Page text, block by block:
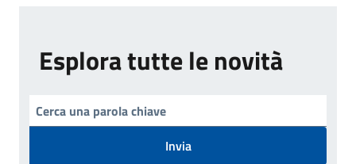
Esplora tutte le novità
Invia